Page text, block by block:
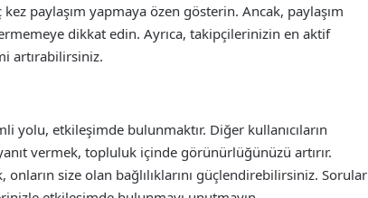
kez paylaşım yapmaya özen gösterin. Ancak, paylaşım
dikkat edin. Ayrıca, takipçilerinizin en aktif
artırabilirsiniz.
yolu, etkileşimde bulunmaktır. Diğer kullanıcıların
vermek, topluluk içinde görünürlüğünüzü artırır.
size olan bağlılıklarını güçlendirebilirsiniz. Sorular